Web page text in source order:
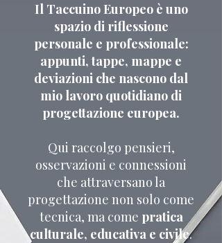
Il Taccuino Europeo è uno
spazio di riflessione
personale e professionale:
appunti, tappe, mappe e
deviazioni che nascono dal
mio lavoro quotidiano di
progettazione europea.
Qui raccolgo pensieri,
osservazioni e connessioni
che attraversano la
progettazione non solo come
tecnica, ma come pratica
culturale, educativa e civile.